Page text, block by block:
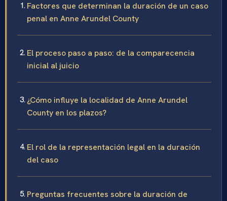
Factores que determinan la duración de un caso
penal en Anne Arundel County
El proceso paso a paso: de la comparecencia
inicial al juicio
¿Cómo influye la localidad de Anne Arundel
County en los plazos?
El rol de la representación legal en la duración
del caso
Preguntas frecuentes sobre la duración de